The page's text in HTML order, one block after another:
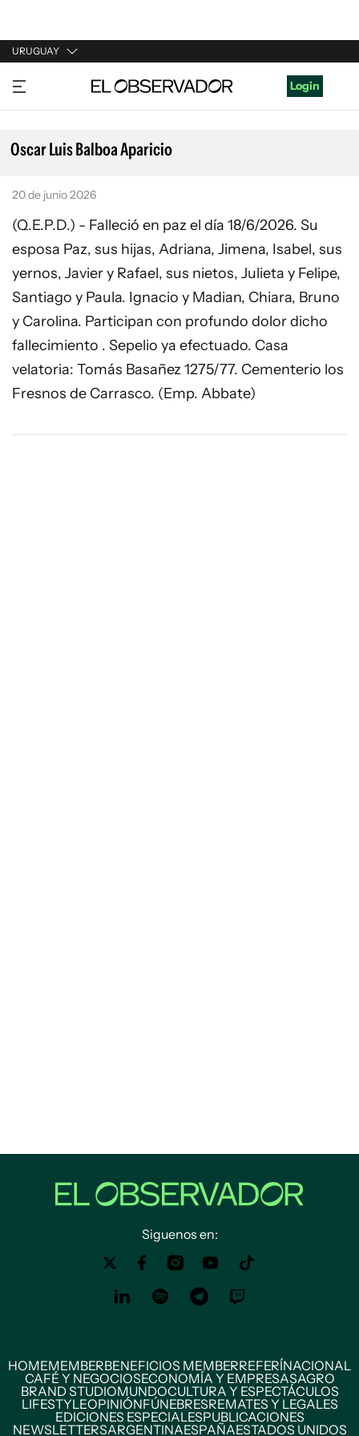
URUGUAY
URUGUAY
ARGENTINA
ESPAÑA
Login
Oscar Luis Balboa Aparicio
20 de junio 2026
(Q.E.P.D.) - Falleció en paz el día 18/6/2026. Su
esposa Paz, sus hijas, Adriana, Jimena, Isabel, sus
yernos, Javier y Rafael, sus nietos, Julieta y Felipe,
Santiago y Paula. Ignacio y Madian, Chiara, Bruno
y Carolina. Participan con profundo dolor dicho
fallecimiento . Sepelio ya efectuado. Casa
velatoria: Tomás Basañez 1275/77. Cementerio los
Fresnos de Carrasco. (Emp. Abbate)
Siguenos en:
HOMEMEMBERBENEFICIOS MEMBERREFERÍNACIONAL
CAFÉ Y NEGOCIOSECONOMÍA Y EMPRESASAGRO
BRAND STUDIOMUNDOCULTURA Y ESPECTÁCULOS
LIFESTYLEOPINIÓNFÚNEBRESREMATES Y LEGALES
EDICIONES ESPECIALESPUBLICACIONES
NEWSLETTERSARGENTINAESPAÑAESTADOS UNIDOS